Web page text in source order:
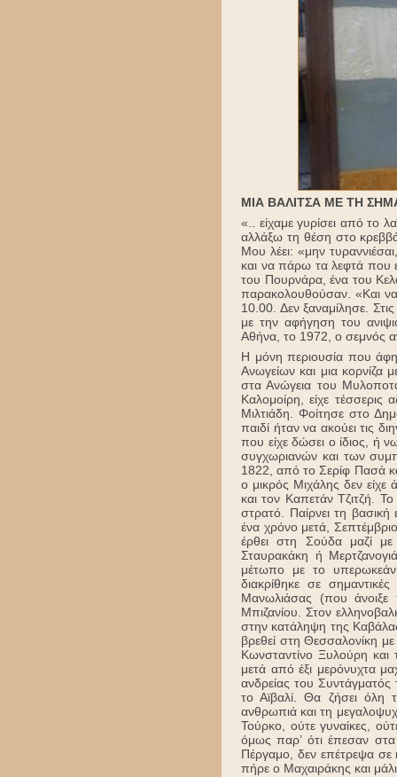
ΜΙΑ ΒΑΛΙΤΣΑ ΜΕ ΤΗ
«.. είχαμε γυρίσει από το
αλλάξω τη θέση στο
Μου λέει: «μην
και να πάρω τα λεφτά που
του Πουρνάρα, ένα του
παρακολουθούσαν. «Και να
10.00. Δεν ξαναμίλησε.
με την αφήγηση του
Αθήνα, το 1972, ο σεμνός
Η μόνη περιουσία που
Ανωγείων και μια κορνίζα
στα Ανώγεια του
Καλομοίρη, είχε
Μιλτιάδη. Φοίτησε στο
παιδί ήταν να ακούει τις
που είχε δώσει ο ίδιος, ή
συγχωριανών και των
1822, από το Σερίφ Πασά
ο μικρός Μιχάλης δεν
και τον Καπετάν Τζιτζή.
στρατό. Παίρνει τη
ένα χρόνο μετά,
έρθει στη Σούδα μαζί
Σταυρακάκη ή
μέτωπο με το
διακρίθηκε σε
Μανωλιάσας (που
Μπιζανίου. Στον
στην κατάληψη της
βρεθεί στη Θεσσαλονίκη
Κωνσταντίνο Ξυλούρη
μετά από έξι μερόνυχτα
ανδρείας του
το Αϊβαλί. Θα ζήσει όλη
ανθρωπιά και τη
Τούρκο, ούτε γυναίκες,
όμως παρ’ ότι έπεσαν στα
Πέργαμο, δεν επέτρεψα σε
πήρε ο Μαχαιράκης και